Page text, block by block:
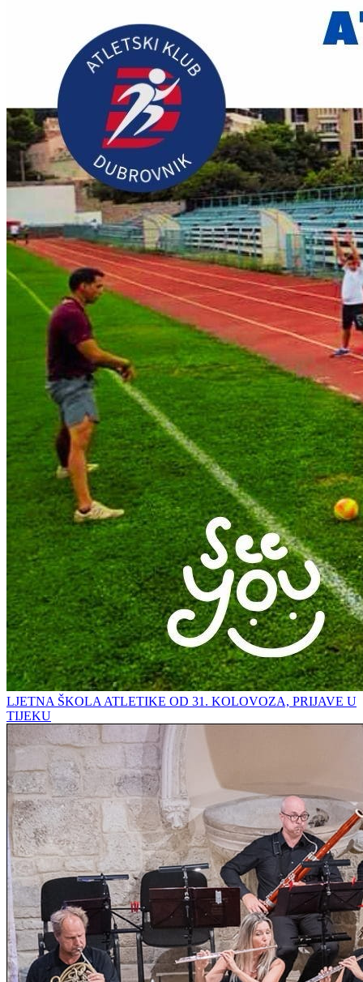
LJETNA ŠKOLA ATLETIKE OD 31. KOLOVOZA, PRIJAVE U
TIJEKU